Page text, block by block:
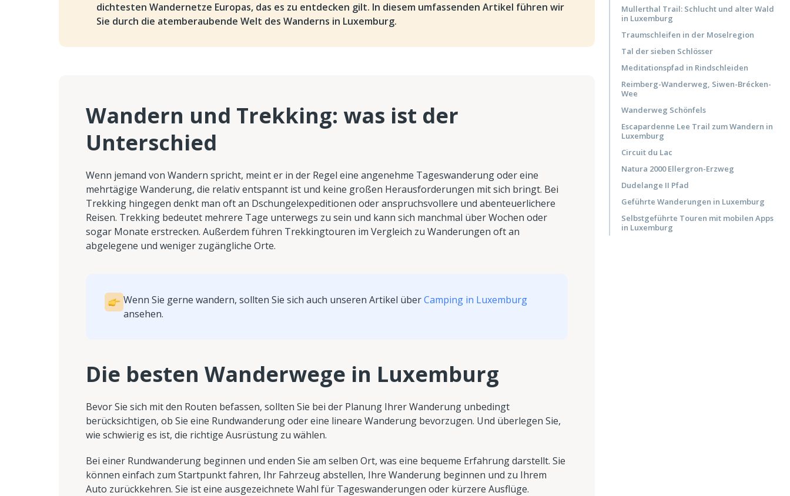
Mullerthal Trail: Schlucht und alter Wald
in Luxemburg
Traumschleifen in der Moselregion
Tal der sieben Schlösser
Meditationspfad in Rindschleiden
Reimberg-Wanderweg, Siwen-Brécken-
Wee
Wanderweg Schönfels
Escapardenne Lee Trail zum Wandern in
Luxemburg
Circuit du Lac
Natura 2000 Ellergron-Erzweg
Dudelange II Pfad
Geführte Wanderungen in Luxemburg
Selbstgeführte Touren mit mobilen Apps
in Luxemburg
dichtesten Wandernetze Europas, das es zu entdecken gilt. In diesem umfassenden Artikel führen wir
Sie durch die atemberaubende Welt des Wanderns in Luxemburg.
Wandern und Trekking: was ist der
Unterschied
Wenn jemand von Wandern spricht, meint er in der Regel eine angenehme Tageswanderung oder eine
mehrtägige Wanderung, die relativ entspannt ist und keine großen Herausforderungen mit sich bringt. Bei
Trekking hingegen denkt man oft an Dschungelexpeditionen oder anspruchsvollere und abenteuerlichere
Reisen. Trekking bedeutet mehrere Tage unterwegs zu sein und kann sich manchmal über Wochen oder
sogar Monate erstrecken. Außerdem führen Trekkingtouren im Vergleich zu Wanderungen oft an
abgelegene und weniger zugängliche Orte.
Wenn Sie gerne wandern, sollten Sie sich auch unseren Artikel überCamping in Luxemburg
ansehen.
Die besten Wanderwege in Luxemburg
Bevor Sie sich mit den Routen befassen, sollten Sie bei der Planung Ihrer Wanderung unbedingt
berücksichtigen, ob Sie eine Rundwanderung oder eine lineare Wanderung bevorzugen. Und überlegen Sie,
wie schwierig es ist, die richtige Ausrüstung zu wählen.
Bei einer Rundwanderung beginnen und enden Sie am selben Ort, was eine bequeme Erfahrung darstellt. Sie
können einfach zum Startpunkt fahren, Ihr Fahrzeug abstellen, Ihre Wanderung beginnen und zu Ihrem
Auto zurückkehren. Sie ist eine ausgezeichnete Wahl für Tageswanderungen oder kürzere Ausflüge.